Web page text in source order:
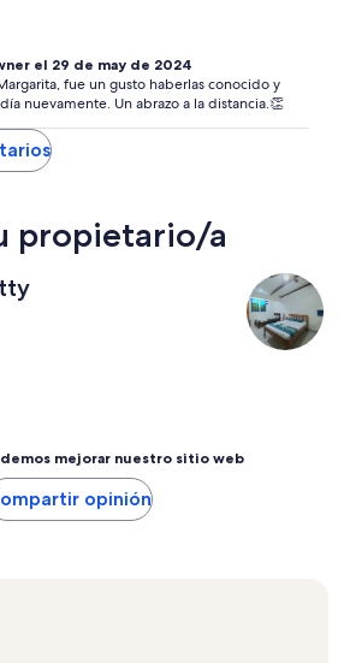
el 29 de may de 2024
fue un gusto haberlas conocido y
nuevamente. Un abrazo a la distancia.👏
propietario/a
mejorar nuestro sitio web
opinión